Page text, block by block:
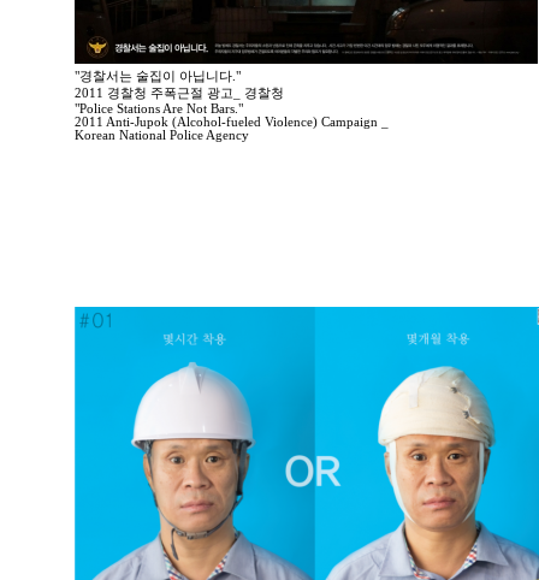
"경찰서는 술집이 아닙니다."
2011 경찰청 주폭근절 광고_ 경찰청
"Police Stations Are Not Bars."
2011 Anti-Jupok (Alcohol-fueled Violence) Campaign _
Korean National Police Agency